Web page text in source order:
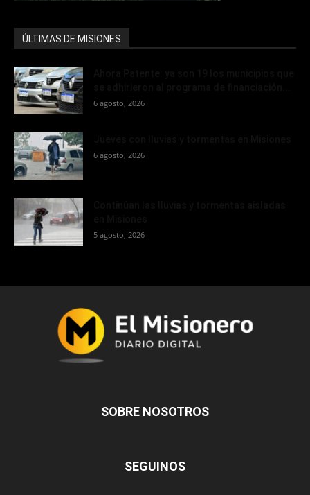
ÚLTIMAS DE MISIONES
6 agosto, 2026
6 agosto, 2026
5 agosto, 2026
SOBRE NOSOTROS
SEGUINOS